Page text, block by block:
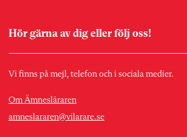
Hör gärna av dig eller följ oss!
Vi finns på mejl, telefon och i sociala medier.
Om Ämnesläraren
amneslararen@vilarare.se